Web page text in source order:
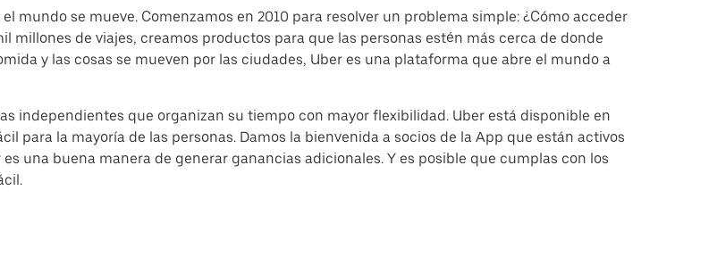
mundo se mueve. Comenzamos en 2010 para resolver un problema simple: ¿Cómo acceder
millones de viajes, creamos productos para que las personas estén más cerca de donde
y las cosas se mueven por las ciudades, Uber es una plataforma que abre el mundo a
independientes que organizan su tiempo con mayor flexibilidad. Uber está disponible en
para la mayoría de las personas. Damos la bienvenida a socios de la App que están activos
una buena manera de generar ganancias adicionales. Y es posible que cumplas con los